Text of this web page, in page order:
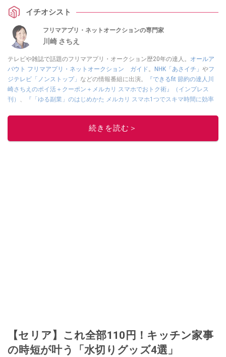
イチオシスト
フリマアプリ・ネットオークションの専門家
川崎 さちえ
テレビや雑誌で話題のフリマアプリ・オークション歴20年の達人。 オールア
バウト フリマアプリ・ネットオークション ガイド。 NHK「あさイチ」 やフ
ジテレビ「ノンストップ」 などの情報番組に出演。
『できるfit 節約の達人川
崎さちえのポイ活＋クーポン＋メルカリ スマホでおトク術』（インプレス
刊） 、
『「ゆる副業」のはじめかた メルカリ スマホ1つでスキマ時間に効率
ぜ日記」
■経歴：2003年、夫が子育てをするために、突然会社を辞める。翌月からの
給料が０円になり、家にいながら、しかも空いた時間でできるオークション
続きを読む＞
【セリア】これ全部110円！キッチン家事
の時短が叶う「水切りグッズ4選」